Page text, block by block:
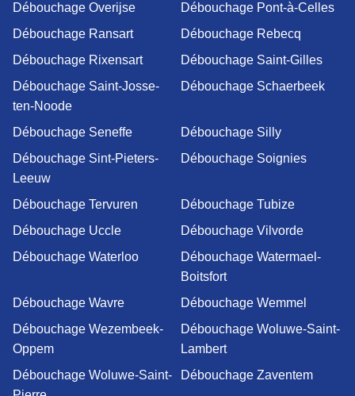
Débouchage Overijse
Débouchage Pont-à-Celles
Débouchage Ransart
Débouchage Rebecq
Débouchage Rixensart
Débouchage Saint-Gilles
Débouchage Saint-Josse-
ten-Noode
Débouchage Schaerbeek
Débouchage Seneffe
Débouchage Silly
Débouchage Sint-Pieters-
Leeuw
Débouchage Soignies
Débouchage Tervuren
Débouchage Tubize
Débouchage Uccle
Débouchage Vilvorde
Débouchage Waterloo
Débouchage Watermael-
Boitsfort
Débouchage Wavre
Débouchage Wemmel
Débouchage Wezembeek-
Oppem
Débouchage Woluwe-Saint-
Lambert
Débouchage Woluwe-Saint-
Débouchage Zaventem